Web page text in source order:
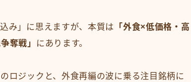
み」に思えますが、本質は
「外食×低価格・高
奪戦」
にあります。
ロジックと、外食再編の波に乗る注目銘柄に